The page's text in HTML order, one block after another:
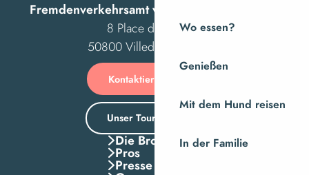
Wo essen?
Genießen
Mit dem Hund reisen
In der Familie
Fremdenverkehrsamt von Villedieu Intercom
8 Place des Costils
50800 Villedieu-les-Poêles
Kontaktieren Sie uns
Unser Tourismusbüro
Die Broschuren
Pros
Presse